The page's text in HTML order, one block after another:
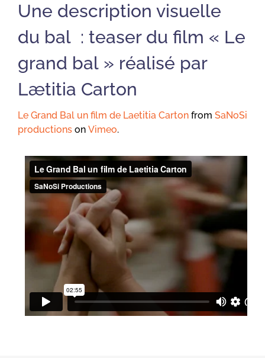
Une description visuelle
du bal : teaser du film « Le
grand bal » réalisé par
Lætitia Carton
Le Grand Bal un film de Laetitia Cartonfrom SaNoSi
productionson Vimeo.